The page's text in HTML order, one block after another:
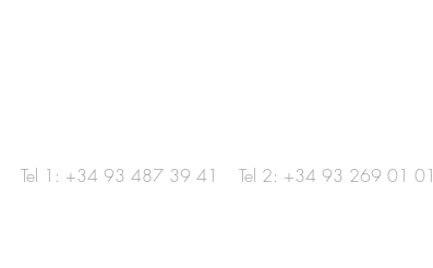
Tel 1: +34 93 487 39 41 Tel 2: +34 93 269 01 01